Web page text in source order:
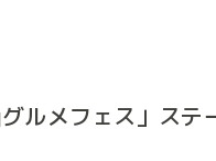
ルメフェス」ステ